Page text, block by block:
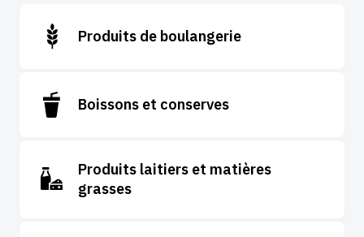
Produits de boulangerie
Boissons et conserves
Produits laitiers et matières
grasses